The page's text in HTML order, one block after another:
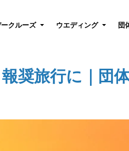
クルーズ ウエディング 団
奨旅行に｜団